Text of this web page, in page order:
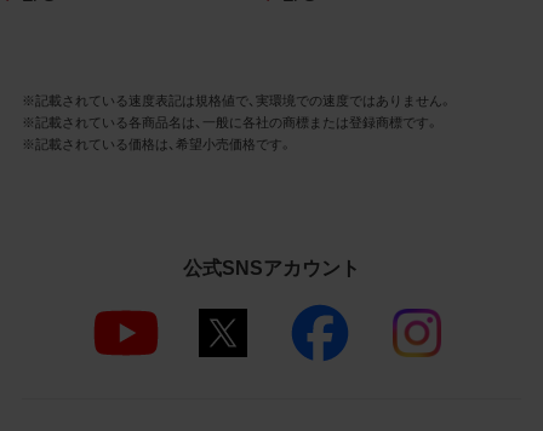
2.利用許諾
の報道・解説に利用する場合に限り商品写
ます。当社からの個別の同意を得た場合を
除き、上記の目的、利用方法以外に商品写真
※記載されている速度表記は規格値で、実環境での速度ではありません。
※記載されている各商品名は、一般に各社の商標または登録商標です。
※記載されている価格は、希望小売価格です。
公式SNSアカウント